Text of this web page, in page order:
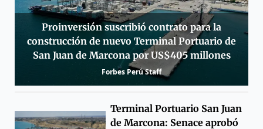
Proinversión suscribió contrato para la
construcción de nuevo Terminal Portuario de
San Juan de Marcona por US$405 millones
Forbes Perú Staff
Terminal Portuario San Juan
de Marcona: Senace aprobó